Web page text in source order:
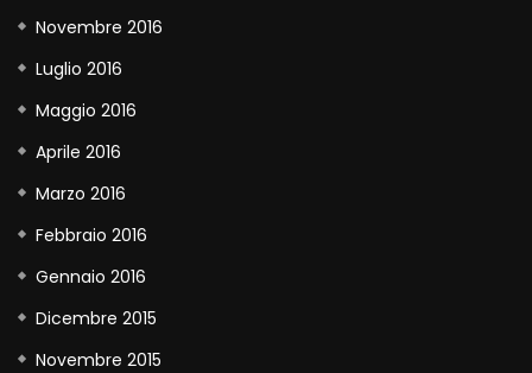
Novembre 2016
Luglio 2016
Maggio 2016
Aprile 2016
Marzo 2016
Febbraio 2016
Gennaio 2016
Dicembre 2015
Novembre 2015